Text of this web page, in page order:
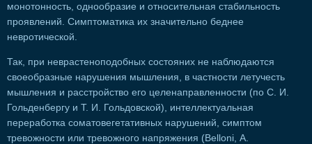
монотонность, однообразие и относительная стабильность
проявлений. Симптоматика их значительно беднее
невротической.
Так, при неврастеноподобных состояних не наблюдаются
своеобразные нарушения мышления, в частности летучесть
мышления и расстройство его целенаправленности (по С. И.
Гольденбергу и Т. И. Гольдовской), интеллектуальная
переработка соматовегетативных нарушений, симптом
тревожности или тревожного напряжения (Belloni, А.